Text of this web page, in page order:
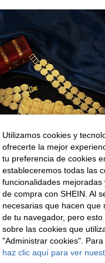
#BrilloRealdeBoda
23 Left
16,39€
Establecido hace 1 año
Utilizamos cookies y
ofrecerte la mejor
tu preferencia de cookies
estableceremos todas las
funcionalidades
de compra con SHEIN. Al
necesarias que hacen que
de tu navegador, pero
sobre las cookies que
"Administrar cookies".
haz clic aquí para ver